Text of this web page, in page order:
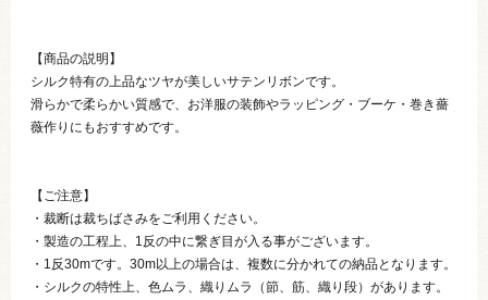
【商品の説明】
シルク特有の上品なツヤが美しいサテンリボンです。
滑らかで柔らかい質感で、お洋服の装飾やラッピング・ブーケ・巻き薔
薇作りにもおすすめです。
【ご注意】
・裁断は裁ちばさみをご利用ください。
・製造の工程上、1反の中に繋ぎ目が入る事がございます。
・1反30mです。30m以上の場合は、複数に分かれての納品となります。
・シルクの特性上、色ムラ、織りムラ（節、筋、織り段）があります。